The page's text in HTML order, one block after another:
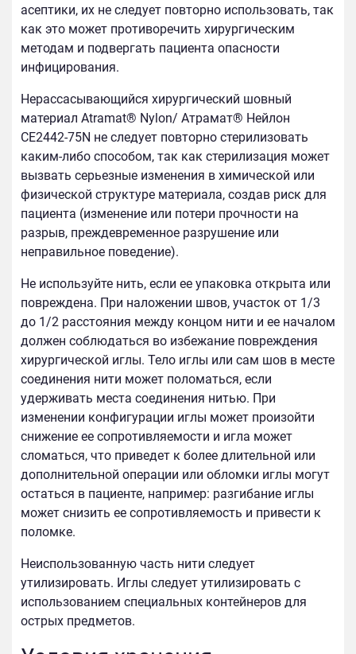
асептики, их не следует повторно использовать, так
как это может противоречить хирургическим
методам и подвергать пациента опасности
инфицирования.
Нерассасывающийся хирургический шовный
материал Atramat® Nylon/ Атрамат® Нейлон
CE2442-75N не следует повторно стерилизовать
каким-либо способом, так как стерилизация может
вызвать серьезные изменения в химической или
физической структуре материала, создав риск для
пациента (изменение или потери прочности на
разрыв, преждевременное разрушение или
неправильное поведение).
Не используйте нить, если ее упаковка открыта или
повреждена. При наложении швов, участок от 1/3
до 1/2 расстояния между концом нити и ее началом
должен соблюдаться во избежание повреждения
хирургической иглы. Тело иглы или сам шов в месте
соединения нити может поломаться, если
удерживать места соединения нитью. При
изменении конфигурации иглы может произойти
снижение ее сопротивляемости и игла может
сломаться, что приведет к более длительной или
дополнительной операции или обломки иглы могут
остаться в пациенте, например: разгибание иглы
может снизить ее сопротивляемость и привести к
поломке.
Неиспользованную часть нити следует
утилизировать. Иглы следует утилизировать с
использованием специальных контейнеров для
острых предметов.